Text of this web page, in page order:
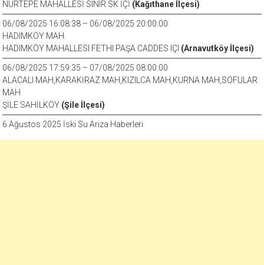
NURTEPE MAHALLESİ SINIR SK İÇİ (Kağıthane İlçesi)
06/08/2025 16:08:38 – 06/08/2025 20:00:00
HADIMKÖY MAH.
HADIMKÖY MAHALLESI FETHI PAŞA CADDES IÇI (Arnavutköy İlçesi)
06/08/2025 17:59:35 – 07/08/2025 08:00:00
ALACALI MAH,KARAKİRAZ MAH,KIZILCA MAH,KURNA MAH,SOFULAR
MAH
ŞİLE SAHİLKÖY (Şile İlçesi)
6 Ağustos 2025 İski Su Arıza Haberleri